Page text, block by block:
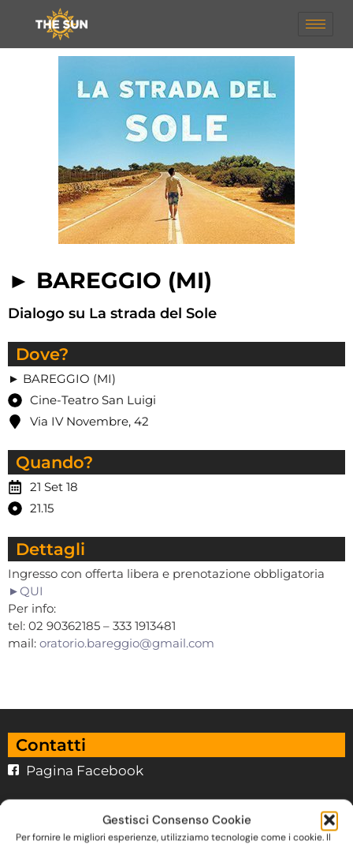
Gestisci Consenso Cookie
Per fornire le migliori esperienze, utilizziamo tecnologie come i cookie. Il
► BAREGGIO (MI)
Dialogo su La strada del Sole
Dove?
► BAREGGIO (MI)
Cine-Teatro San Luigi
Via IV Novembre, 42
Quando?
21 Set 18
21.15
Dettagli
Ingresso con offerta libera e prenotazione obbligatoria
►QUI
Per info:
tel: 02 90362185 – 333 1913481
mail: oratorio.bareggio@gmail.com
Contatti
Pagina Facebook